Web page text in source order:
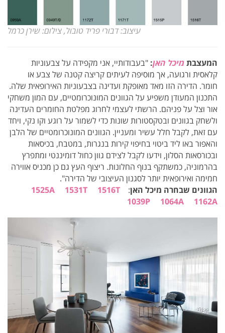
עיצוב: דבורי פריד טובול, צילום: שירן כרמל
המעצבתמיכל האן: "בעבודותיי, אני מקפידה על צבעוניות
קלאסית ורגועה, אך מוסיפה לעיתים קריצה קטנה של צבע או
חומר. הדירה הזו מאד מאופקת ועדינה בצבעוניות האירופאית שלה.
התכנון המעודן משפיע על הגוונים המונוכרומטיים, עם המון משחקי
אור וצל על פניהם. הרשתי לעצמי לחרוג מפלטת החומרים העדינה
ולשחק בגוונים ובטקסטורות שונות כדי לשמור על רוגע וקו נקי, ויחד
עם זאת, לקבל חלל עשיר ומעניין. הגוונים המונוכרומטיים של הלבן
והאפור באו ליד ביטוי בחיפוי קירות בנגרות, במטבח, בכיסאות
ובכורסאות הסלון, וידעו לקבל לצידם גוון כחול דומיננטי ומתפרץ
בהרמוניה, כמשתקף בנוף החלונות. ריצוף העץ גם כן מכניס אווירה
חמימה ואירופאית יותר לסגנון העיצובי של הדירה".
הגוונים שבחרה מיכל האן:
1525A 1531T
1516T
1039P
1064A 1162A